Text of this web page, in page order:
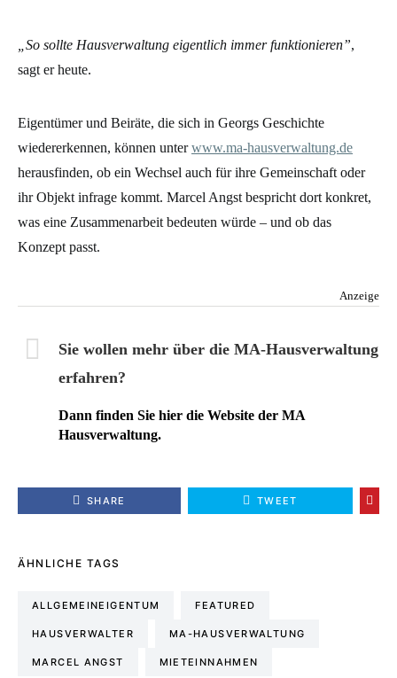
„So sollte Hausverwaltung eigentlich immer funktionieren”,
sagt er heute.
Eigentümer und Beiräte, die sich in Georgs Geschichte
wiedererkennen, können unterwww.ma-hausverwaltung.de
herausfinden, ob ein Wechsel auch für ihre Gemeinschaft oder
ihr Objekt infrage kommt. Marcel Angst bespricht dort konkret,
was eine Zusammenarbeit bedeuten würde – und ob das
Konzept passt.
Anzeige
Sie wollen mehr über die MA-Hausverwaltung
erfahren?
Dann finden Sie hier die Website der MA
Hausverwaltung.
SHARE TWEET
ÄHNLICHE TAGS
ALLGEMEINEIGENTUM FEATURED
HAUSVERWALTER MA-HAUSVERWALTUNG
MARCEL ANGST MIETEINNAHMEN